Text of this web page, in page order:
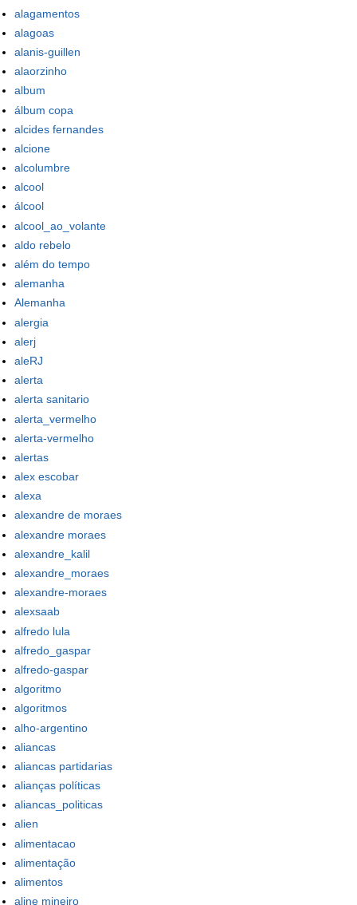
alagamentos
alagoas
alanis-guillen
alaorzinho
album
álbum copa
alcides fernandes
alcione
alcolumbre
alcool
álcool
alcool_ao_volante
aldo rebelo
além do tempo
alemanha
Alemanha
alergia
alerj
aleRJ
alerta
alerta sanitario
alerta_vermelho
alerta-vermelho
alertas
alex escobar
alexa
alexandre de moraes
alexandre moraes
alexandre_kalil
alexandre_moraes
alexandre-moraes
alexsaab
alfredo lula
alfredo_gaspar
alfredo-gaspar
algoritmo
algoritmos
alho-argentino
aliancas
aliancas partidarias
alianças políticas
aliancas_politicas
alien
alimentacao
alimentação
alimentos
aline mineiro